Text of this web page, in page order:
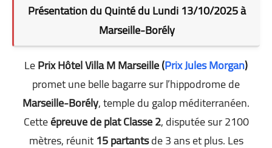
Présentation du Quinté du Lundi 13/10/2025 à
Marseille-Borély
LePrix Hôtel Villa M Marseille (Prix Jules Morgan)
promet une belle bagarre sur l’hippodrome de
Marseille-Borély, temple du galop méditerranéen.
Cetteépreuve de plat Classe 2, disputée sur 2100
mètres, réunit15 partantsde 3 ans et plus. Les